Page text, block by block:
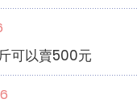
可以賣500元